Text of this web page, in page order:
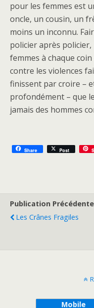
pour les femmes est
oncle, un cousin, un
moins un inconnu.
policier après policier,
femmes à chaque
contre les violences
finissent par croire –
profondément – que
jamais des hommes
Share Post
Publication Précédente
Les Crânes Fragiles
Mobile